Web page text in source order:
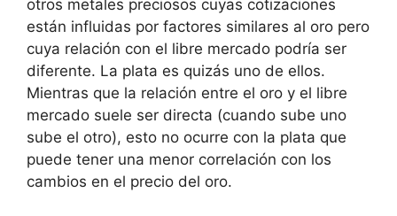
otros metales preciosos cuyas cotizaciones
están influidas por factores similares al oro pero
cuya relación con el libre mercado podría ser
diferente. La plata es quizás uno de ellos.
Mientras que la relación entre el oro y el libre
mercado suele ser directa (cuando sube uno
sube el otro), esto no ocurre con la plata que
puede tener una menor correlación con los
cambios en el precio del oro.